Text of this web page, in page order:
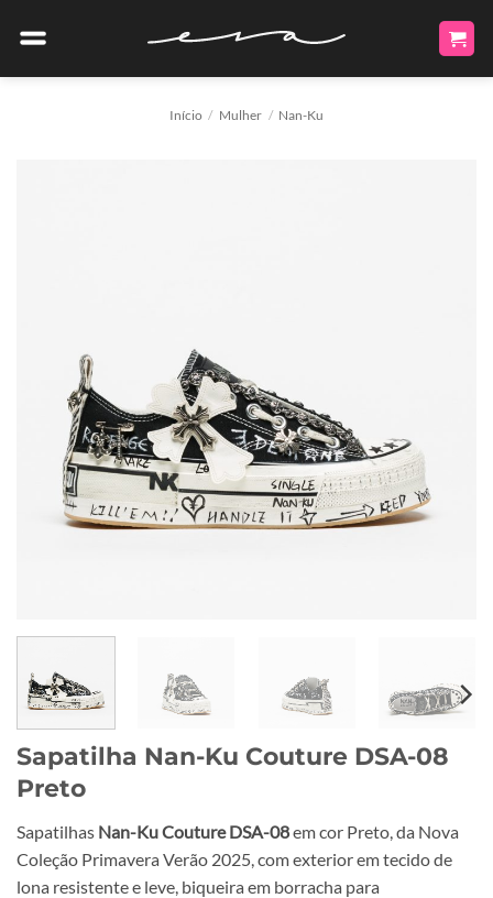
Início / Mulher / Nan-Ku
Sapatilha Nan-Ku Couture DSA-08
Preto
Sapatilhas Nan-Ku Couture DSA-08em cor Preto, da Nova
Coleção Primavera Verão 2025, com exterior em tecido de
lona resistente e leve, biqueira em borracha para